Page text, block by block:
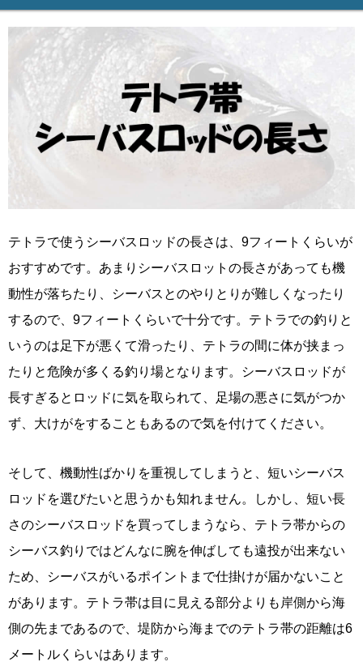
テトラで使うシーバスロッドの長さは、9フィートくらいが
おすすめです。あまりシーバスロットの長さがあっても機
動性が落ちたり、シーバスとのやりとりが難しくなったり
するので、9フィートくらいで十分です。テトラでの釣りと
いうのは足下が悪くて滑ったり、テトラの間に体が挟まっ
たりと危険が多くる釣り場となります。シーバスロッドが
長すぎるとロッドに気を取られて、足場の悪さに気がつか
ず、大けがをすることもあるので気を付けてください。
そして、機動性ばかりを重視してしまうと、短いシーバス
ロッドを選びたいと思うかも知れません。しかし、短い長
さのシーバスロッドを買ってしまうなら、テトラ帯からの
シーバス釣りではどんなに腕を伸ばしても遠投が出来ない
ため、シーバスがいるポイントまで仕掛けが届かないこと
があります。テトラ帯は目に見える部分よりも岸側から海
側の先まであるので、堤防から海までのテトラ帯の距離は6
メートルくらいはあります。